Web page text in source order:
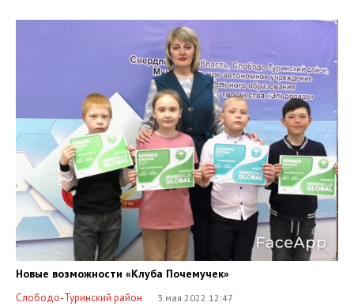
Новые возможности «Клуба Почемучек»
Слободо-Туринский район 3 мая 2022 12:47